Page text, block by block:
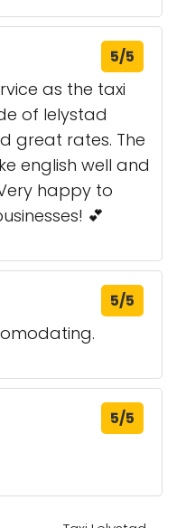
5/5
as the taxi
of lelystad
great rates. The
english well and
happy to
💕
5/5
5/5